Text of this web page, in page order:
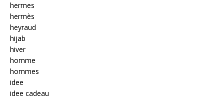
hermes
hermès
heyraud
hijab
hiver
homme
hommes
idee
idee cadeau